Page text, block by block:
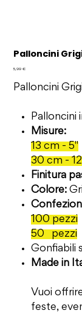
Palloncini
Prezzo
5,99 €
Palloncini
Palloncini
Misure:
13 cm - 5"
30 cm -
Finitura
Colore:
100 pezzi
50 pezzi
Gonfiabili
Made in
Vuoi
feste,